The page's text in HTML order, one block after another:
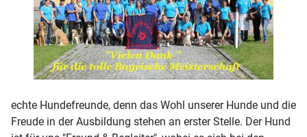
echte Hundefreunde, denn das Wohl unserer Hunde und die
Freude in der Ausbildung stehen an erster Stelle. Der Hund